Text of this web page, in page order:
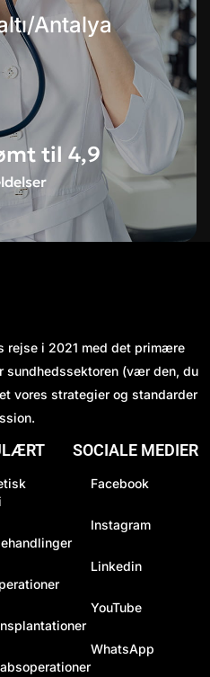
Antalya
til 4,9
rejse i 2021 med det primære
sundhedssektoren (vær den, du
vores strategier og standarder
SOCIALE MEDIER
Facebook
Instagram
Linkedin
YouTube
WhatsApp